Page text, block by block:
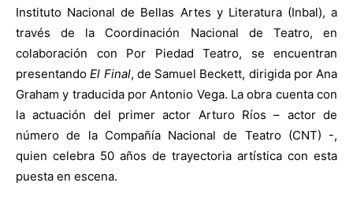
Instituto Nacional de Bellas Artes y Literatura (Inbal), a
través de la Coordinación Nacional de Teatro, en
colaboración con Por Piedad Teatro, se encuentran
presentandoEl Final, de Samuel Beckett, dirigida por Ana
Graham y traducida por Antonio Vega. La obra cuenta con
la actuación del primer actor Arturo Ríos – actor de
número de la Compañía Nacional de Teatro (CNT) -,
quien celebra 50 años de trayectoria artística con esta
puesta en escena.